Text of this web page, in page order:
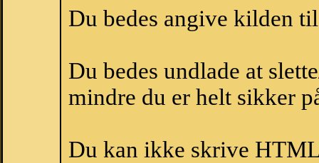
Du bedes angive kilden
Du bedes undlade at
mindre du er helt sikker
Du kan ikke skrive